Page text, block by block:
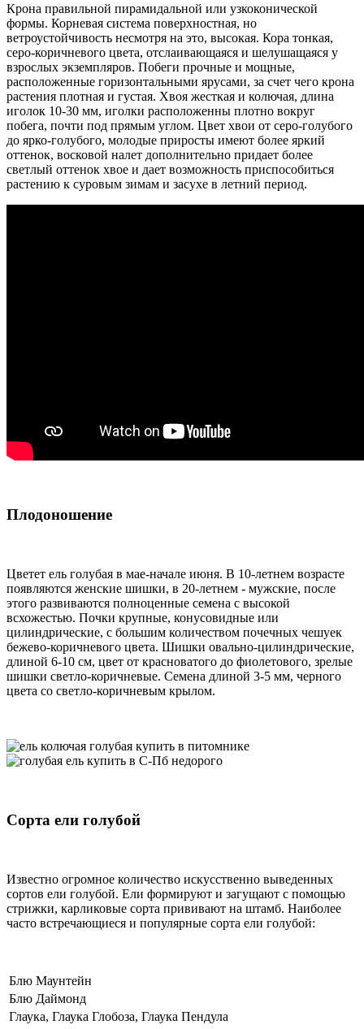
Крона правильной пирамидальной или узкоконической
формы. Корневая система поверхностная, но
ветроустойчивость несмотря на это, высокая. Кора тонкая,
серо-коричневого цвета, отслаивающаяся и шелушащаяся у
взрослых экземпляров. Побеги прочные и мощные,
расположенные горизонтальными ярусами, за счет чего крона
растения плотная и густая. Хвоя жесткая и колючая, длина
иголок 10-30 мм, иголки расположенны плотно вокруг
побега, почти под прямым углом. Цвет хвои от серо-голубого
до ярко-голубого, молодые приросты имеют более яркий
оттенок, восковой налет дополнительно придает более
светлый оттенок хвое и дает возможность приспособиться
растению к суровым зимам и засухе в летний период.
Плодоношение
Цветет ель голубая в мае-начале июня. В 10-летнем возрасте
появляются женские шишки, в 20-летнем - мужские, после
этого развиваются полноценные семена с высокой
всхожестью. Почки крупные, конусовидные или
цилиндрические, с большим количеством почечных чешуек
бежево-коричневого цвета. Шишки овально-цилиндрические,
длиной 6-10 см, цвет от красноватого до фиолетового, зрелые
шишки светло-коричневые. Семена длиной 3-5 мм, черного
цвета со светло-коричневым крылом.
Сорта ели голубой
Известно огромное количество искусственно выведенных
сортов ели голубой. Ели формируют и загущают с помощью
стрижки, карликовые сорта прививают на штамб. Наиболее
часто встречающиеся и популярные сорта ели голубой:
Блю Маунтейн
Блю Даймонд
Глаука, Глаука Глобоза, Глаука Пендула